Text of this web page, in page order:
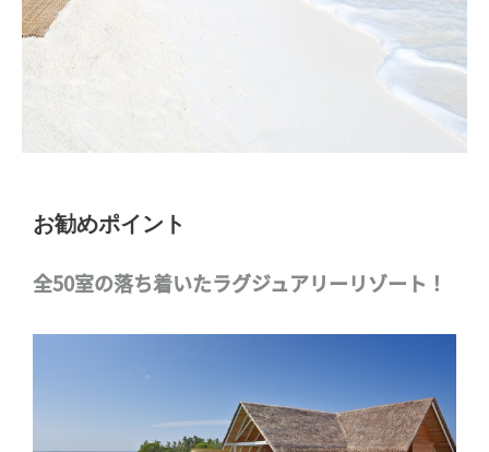
お勧めポイント
全50室の落ち着いたラグジュアリーリゾート！